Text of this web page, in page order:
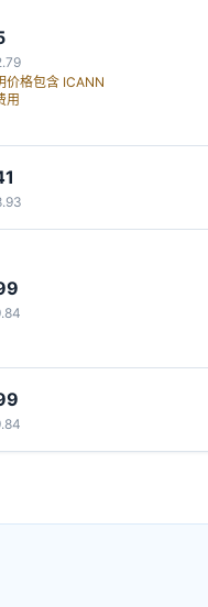
价格包含 ICANN
用